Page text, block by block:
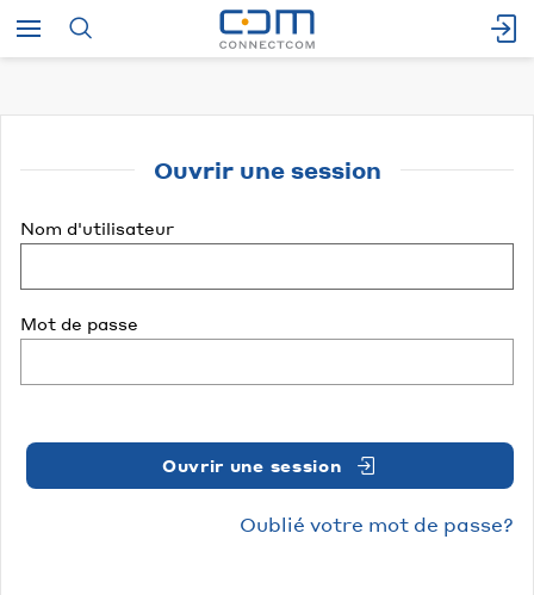
Ouvrir une session
Nom d'utilisateur
Mot de passe
Ouvrir une session
Oublié votre mot de passe?